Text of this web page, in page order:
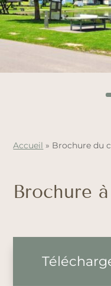
Accueil » Brochure du
Brochure